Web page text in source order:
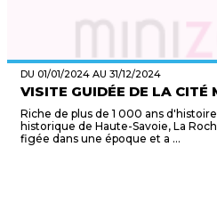
DU 01/01/2024 AU 31/12/2024
VISITE GUIDÉE DE LA CITÉ
Riche de plus de 1 000 ans
historique de Haute-Savoie, La
figée dans une époque et a ...